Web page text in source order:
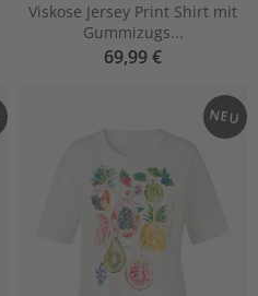
Viskose Jersey Print Shirt mit
Gummizugs...
69,99 €
NEU